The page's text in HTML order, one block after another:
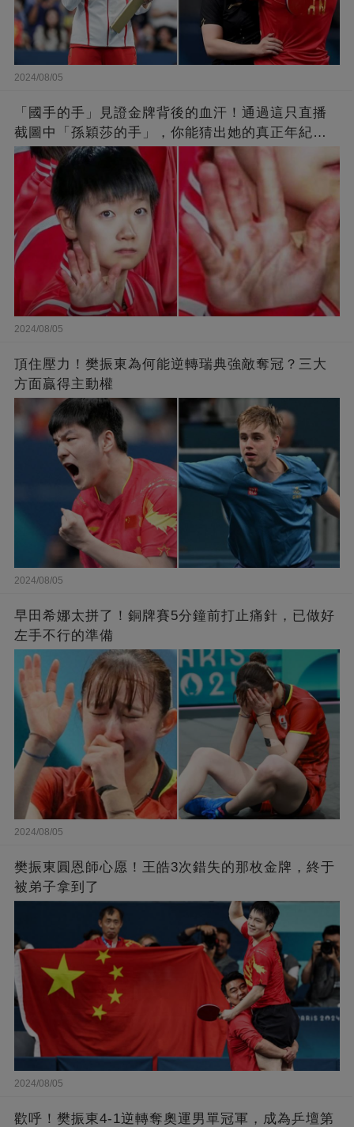
2024/08/05
「國手的手」見證金牌背後的血汗！通過這只直播
截圖中「孫穎莎的手」，你能猜出她的真正年紀
嗎？
2024/08/05
頂住壓力！樊振東為何能逆轉瑞典強敵奪冠？三大
方面贏得主動權
2024/08/05
早田希娜太拼了！銅牌賽5分鐘前打止痛針，已做好
左手不行的準備
2024/08/05
樊振東圓恩師心愿！王皓3次錯失的那枚金牌，終于
被弟子拿到了
2024/08/05
歡呼！樊振東4-1逆轉奪奧運男單冠軍，成為乒壇第